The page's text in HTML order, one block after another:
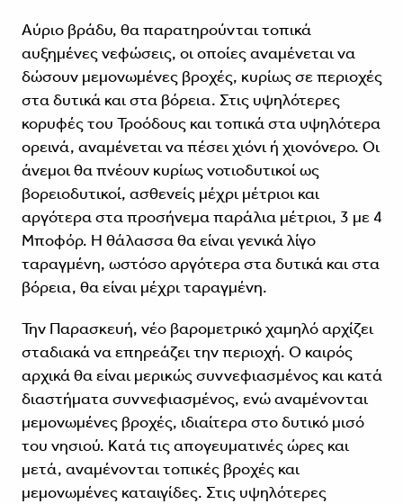
Αύριο βράδυ, θα παρατηρούνται τοπικά
αυξημένες νεφώσεις, οι οποίες αναμένεται να
δώσουν μεμονωμένες βροχές, κυρίως σε περιοχές
στα δυτικά και στα βόρεια. Στις υψηλότερες
κορυφές του Τροόδους και τοπικά στα υψηλότερα
ορεινά, αναμένεται να πέσει χιόνι ή χιονόνερο. Οι
άνεμοι θα πνέουν κυρίως νοτιοδυτικοί ως
βορειοδυτικοί, ασθενείς μέχρι μέτριοι και
αργότερα στα προσήνεμα παράλια μέτριοι, 3 με 4
Μποφόρ. Η θάλασσα θα είναι γενικά λίγο
ταραγμένη, ωστόσο αργότερα στα δυτικά και στα
βόρεια, θα είναι μέχρι ταραγμένη.
Την Παρασκευή, νέο βαρομετρικό χαμηλό αρχίζει
σταδιακά να επηρεάζει την περιοχή. Ο καιρός
αρχικά θα είναι μερικώς συννεφιασμένος και κατά
διαστήματα συννεφιασμένος, ενώ αναμένονται
μεμονωμένες βροχές, ιδιαίτερα στο δυτικό μισό
του νησιού. Κατά τις απογευματινές ώρες και
μετά, αναμένονται τοπικές βροχές και
μεμονωμένες καταιγίδες. Στις υψηλότερες